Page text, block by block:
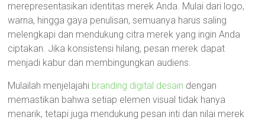
merepresentasikan identitas merek Anda. Mulai dari logo,
warna, hingga gaya penulisan, semuanya harus saling
melengkapi dan mendukung citra merek yang ingin Anda
ciptakan. Jika konsistensi hilang, pesan merek dapat
menjadi kabur dan membingungkan audiens.
Mulailah menjelajahi branding digital desain dengan
memastikan bahwa setiap elemen visual tidak hanya
menarik, tetapi juga mendukung pesan inti dan nilai merek